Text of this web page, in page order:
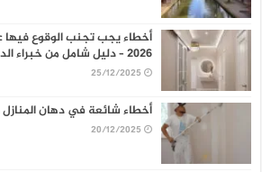
أخطاء يجب تجنب الوقوع
2026 – دليل شامل من خبراء الديكور
25/12/2025
أخطاء شائعة في دهان
20/12/2025